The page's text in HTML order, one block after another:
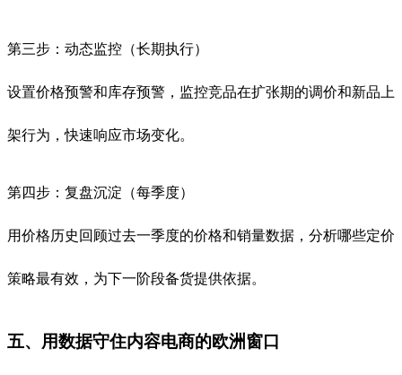
第三步：动态监控（长期执行）
设置价格预警和库存预警，监控竞品在扩张期的调价和新品上
架行为，快速响应市场变化。
第四步：复盘沉淀（每季度）
用价格历史回顾过去一季度的价格和销量数据，分析哪些定价
策略最有效，为下一阶段备货提供依据。
五、用数据守住内容电商的欧洲窗口